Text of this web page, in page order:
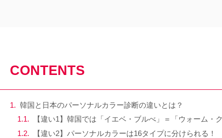
CONTENTS
韓国と日本のパーソナルカラー診断の違いとは？
【違い1】韓国では「イエベ・ブルべ」＝「ウォーム・
【違い2】パーソナルカラーは16タイプに分けられる！